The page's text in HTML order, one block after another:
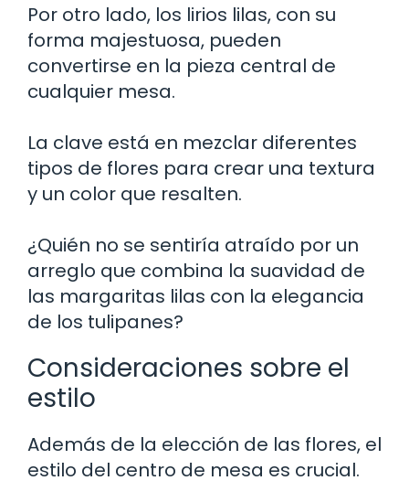
Por otro lado, los lirios lilas, con su
forma majestuosa, pueden
convertirse en la pieza central de
cualquier mesa.
La clave está en mezclar diferentes
tipos de flores para crear una textura
y un color que resalten.
¿Quién no se sentiría atraído por un
arreglo que combina la suavidad de
las margaritas lilas con la elegancia
de los tulipanes?
Consideraciones sobre el
estilo
Además de la elección de las flores, el
estilo del centro de mesa es crucial.